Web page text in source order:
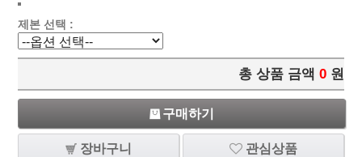
제본 선택 :
총 상품 금액 0 원
구매하기
장바구니 관심상품